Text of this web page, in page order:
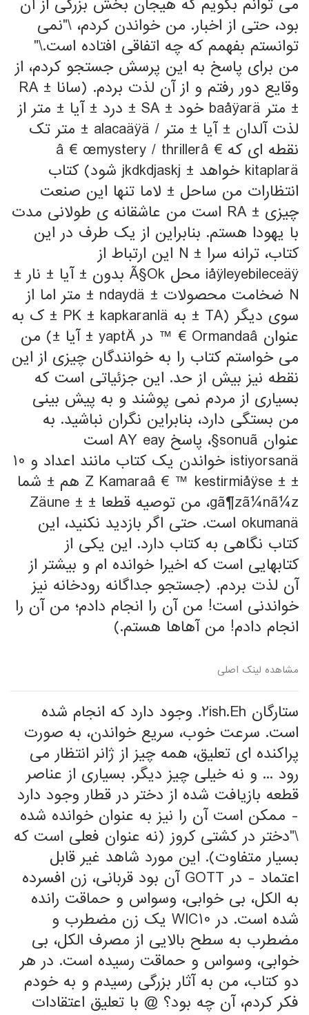
می توانم بگویم که هیجان بخش بزرگی از آن
بود، حتی از اخبار. من خواندن کردم، \"نمی
توانستم بفهمم که چه اتفاقی افتاده است.\"
من برای پاسخ به این پرسش جستجو کردم، از
وقایع دور رفتم و از آن لذت بردم. (سانا ± RA
± متر baåÿarä خود ± SA ± درد ± آیا ± متر از
لذت آلدان ± آیا ± متر / alacaäÿä ± متر تک
نقطه ای که â € œmystery / thrillerâ €
kitaplarä خواهد ± jkdkdjaskj شود) کتاب
انتظارات من ساحل ± لاما تنها این صنعت
چیزی ± RA است من عاشقانه ی طولانی مدت
با یهودا هستم. بنابراین از یک طرف در این
کتاب، ترانه سرا ± N این ارتباط از
iåÿleyebileceäÿ محل Ã§Ok بدون ± آیا ± نار ±
N ضخامت محصولات ± ndaydä ± متر اما از
سوی دیگر (TA ± به PK ± kapkaranlä ± ک به
عنوان Ormandaâ € ™ در yaptÄ ± آیا ±) من
می خواستم کتاب را به خوانندگان چیزی از این
نقطه نیز بیش از حد. این جزئیاتی است که
بسیاری از مردم نمی پوشند و به پیش بینی
من بستگی دارد، بنابراین نگران نباشید. به
عنوان sonuã§، پاسخ AY eay است
istiyorsanä خواندن یک کتاب مانند اعداد و 10
± ± Z Kamaraâ € ™ kestirmiåÿse هم ± شما
gã¶zã¼nã¼z، من توصیه قطعا Zäune ± ±
okumanä است. حتی اگر بازدید نکنید، این
کتاب نگاهی به کتاب دارد. این یکی از
کتابهایی است که اخیرا خوانده ام و بیشتر از
آن لذت بردم. (جستجو جداگانه رودخانه نیز
خواندنی است! من آن را انجام دادم؛ من آن را
انجام دادم! من آهاها هستم.)
مشاهده لینک اصلی
ستارگان 2ish.Eh. وجود دارد که انجام شده
است. سرعت خوب، سریع خواندن، به صورت
پراکنده ای تعلیق، همه چیز از ژانر انتظار می
رود ... و نه خیلی چیز دیگر. بسیاری از عناصر
قطعه بازیافت شده از دختر در قطار وجود دارد
- ممکن است آن را نیز به عنوان خوانده شده
\"دختر در کشتی کروز (نه عنوان فعلی است که
بسیار متفاوت). این مورد شاهد غیر قابل
اعتماد - در GOTT آن بود قربانی، زن افسرده
به الکل، بی خوابی، وسواس و حماقت رانده
شده است. در WIC10 یک زن مضطرب و
مضطرب به سطح بالایی از مصرف الکل، بی
خوابی، وسواس و حماقت رسیده است. در هر
دو کتاب، من به آثار بزرگی رسیدم و به خودم
فکر کردم، آن چه بود؟ @ با تعلیق اعتقادات